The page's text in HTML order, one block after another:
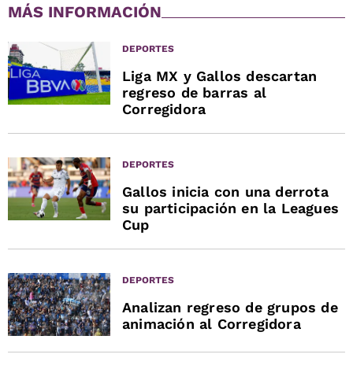
MÁS INFORMACIÓN
DEPORTES
Liga MX y Gallos descartan
regreso de barras al
Corregidora
DEPORTES
Gallos inicia con una derrota
su participación en la Leagues
Cup
DEPORTES
Analizan regreso de grupos de
animación al Corregidora